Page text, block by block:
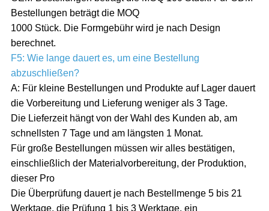
Bestellungen beträgt die MOQ
1000 Stück. Die Formgebühr wird je nach Design
berechnet.
F5: Wie lange dauert es, um eine Bestellung
abzuschließen?
A: Für kleine Bestellungen und Produkte auf Lager dauert
die Vorbereitung und Lieferung weniger als 3 Tage.
Die Lieferzeit hängt von der Wahl des Kunden ab, am
schnellsten 7 Tage und am längsten 1 Monat.
Für große Bestellungen müssen wir alles bestätigen,
einschließlich der Materialvorbereitung, der Produktion,
dieser Pro
Die Überprüfung dauert je nach Bestellmenge 5 bis 21
Werktage, die Prüfung 1 bis 3 Werktage, ein